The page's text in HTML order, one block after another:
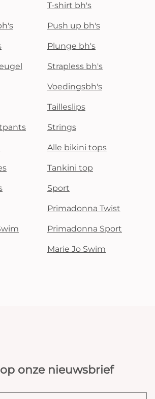
T-shirt bh's
Push up bh's
Plunge bh's
Strapless bh's
Voedingsbh's
Tailleslips
Strings
Alle bikini tops
Tankini top
Sport
Primadonna Twist
Primadonna Sport
Marie Jo Swim
onze nieuwsbrief